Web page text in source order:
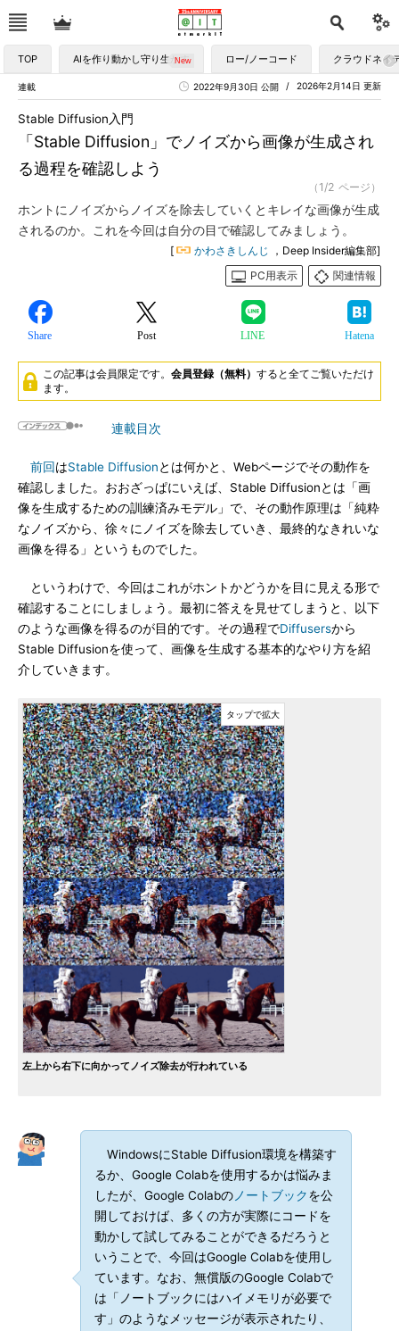
TOP AIを作り動かし守り生かす ロー/ノーコード クラウドネイ
連載 2026年2月14日 更新
2022年9月30日 公開
「Stable Diffusion」でノイズから画像が生成され
る過程を確認しよう
Stable Diffusion入門
（1/2 ページ）
ホントにノイズからノイズを除去していくとキレイな画像が生成
されるのか。これを今回は自分の目で確認してみましょう。
[ かわさきしんじ
，Deep Insider編集部]
PC用表示
関連情報
Share Post LINE Hatena
この記事は会員限定です。 会員登録（無料） すると全てご覧いただけ
ます。
連載目次
前回はStable Diffusionとは何かと、Webページでその動作を
確認しました。おおざっぱにいえば、Stable Diffusionとは「画
像を生成するための訓練済みモデル」で、その動作原理は「純粋
なノイズから、徐々にノイズを除去していき、最終的なきれいな
画像を得る」というものでした。
というわけで、今回はこれがホントかどうかを目に見える形で
確認することにしましょう。最初に答えを見せてしまうと、以下
のような画像を得るのが目的です。その過程でDiffusersから
Stable Diffusionを使って、画像を生成する基本的なやり方を紹
介していきます。
左上から右下に向かってノイズ除去が行われている
WindowsにStable Diffusion環境を構築す
るか、Google Colabを使用するかは悩みま
したが、Google Colabの ノートブックを公
開しておけば、多くの方が実際にコードを
動かして試してみることができるだろうと
いうことで、今回はGoogle Colabを使用し
ています。なお、無償版のGoogle Colabで
は「ノートブックにはハイメモリが必要で
す」のようなメッセージが表示されたり、